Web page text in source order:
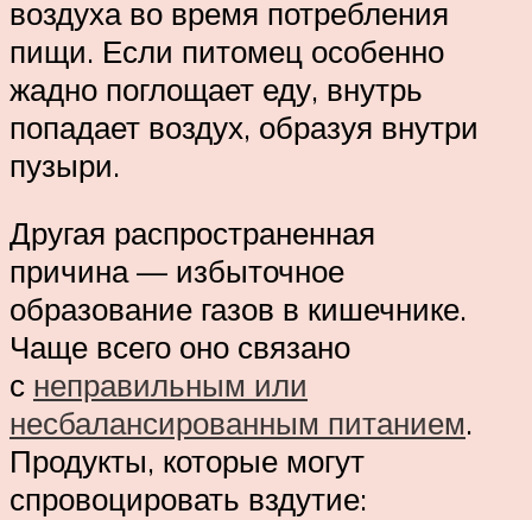
воздуха во время потребления
пищи. Если питомец особенно
жадно поглощает еду, внутрь
попадает воздух, образуя внутри
пузыри.
Другая распространенная
причина — избыточное
образование газов в кишечнике.
Чаще всего оно связано
с неправильным или
несбалансированным питанием.
Продукты, которые могут
спровоцировать вздутие: